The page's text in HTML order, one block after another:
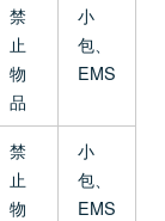
禁
止
物
品
小
包、
EMS
禁
止
物
小
包、
EMS